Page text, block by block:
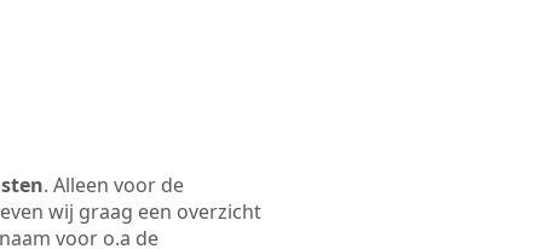
. Alleen voor de
wij graag een overzicht
voor o.a de